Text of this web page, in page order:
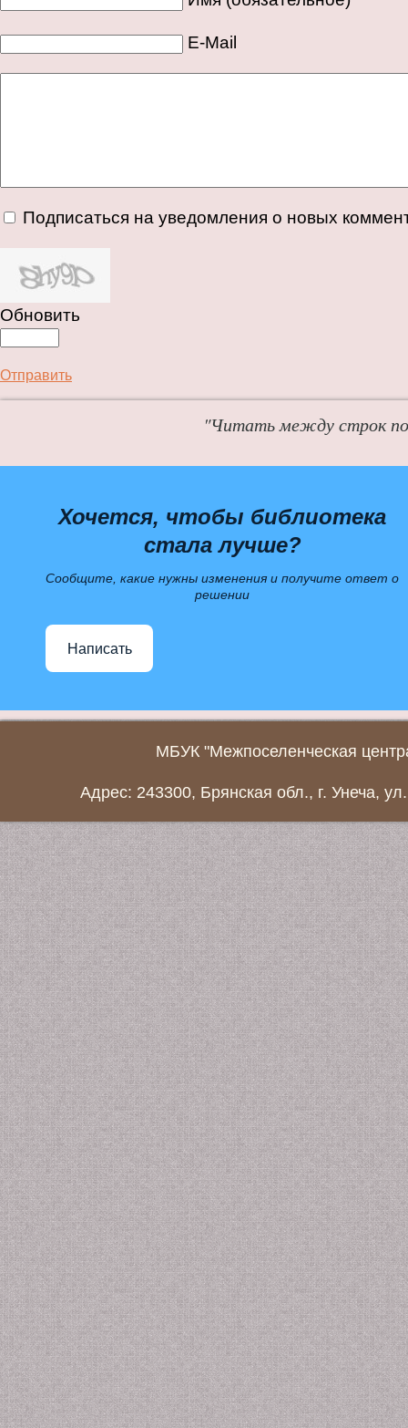
E-Mail
Подписаться на уведомления о новых
Обновить
Отправить
"Читать между строк
Хочется, чтобы библиотека
стала лучше?
Сообщите, какие нужны изменения и получите ответ о
решении
Написать
МБУК "Межпоселенческая
Адрес: 243300, Брянская обл., г. Унеча,